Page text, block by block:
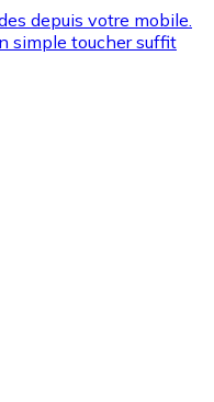
en espèces et d'autres
depuis votre mobile.
simple toucher suffit